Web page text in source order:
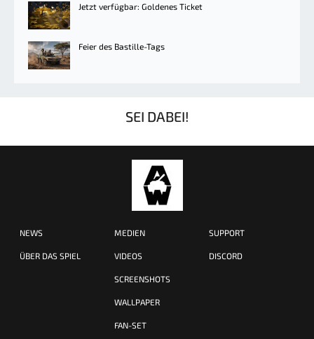
Jetzt verfügbar: Goldenes Ticket
Feier des Bastille-Tags
SEI DABEI!
NEWS
ÜBER DAS SPIEL
MEDIEN
VIDEOS
SCREENSHOTS
WALLPAPER
FAN-SET
SUPPORT
DISCORD